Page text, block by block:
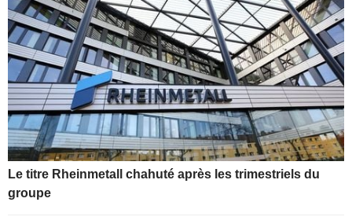
Le titre Rheinmetall chahuté après les trimestriels du
groupe